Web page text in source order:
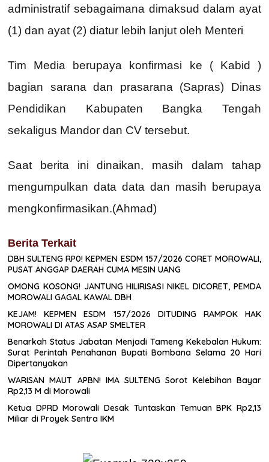
administratif sebagaimana dimaksud dalam ayat
(1) dan ayat (2) diatur lebih lanjut oleh Menteri
Tim Media berupaya konfirmasi ke ( Kabid )
bagian sarana dan prasarana (Sapras) Dinas
Pendidikan Kabupaten Bangka Tengah
sekaligus Mandor dan CV tersebut.
Saat berita ini dinaikan, masih dalam tahap
mengumpulkan data data dan masih berupaya
mengkonfirmasikan.(Ahmad)
Berita Terkait
DBH SULTENG RP0! KEPMEN ESDM 157/2026 CORET MOROWALI,
PUSAT ANGGAP DAERAH CUMA MESIN UANG
OMONG KOSONG! JANTUNG HILIRISASI NIKEL DICORET, PEMDA
MOROWALI GAGAL KAWAL DBH
KEJAM! KEPMEN ESDM 157/2026 DITUDING RAMPOK HAK
MOROWALI DI ATAS ASAP SMELTER
Benarkah Status Jabatan Menjadi Tameng Kekebalan Hukum:
Surat Perintah Penahanan Bupati Bombana Selama 20 Hari
Dipertanyakan
WARISAN MAUT APBN! IMA SULTENG Sorot Kelebihan Bayar
Rp2,13 M di Morowali
Ketua DPRD Morowali Desak Tuntaskan Temuan BPK Rp2,13
Miliar di Proyek Sentra IKM